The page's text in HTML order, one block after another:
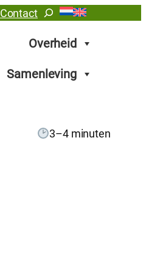
ContactZoeken
Overheid
Samenleving
3–4 minuten